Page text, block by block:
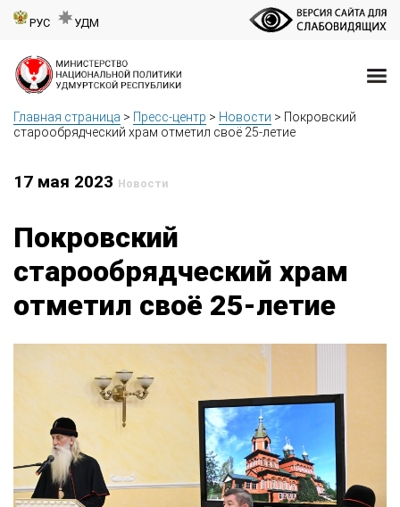
РУС УДМ
Главная страница > Пресс-центр > Новости > Покровский
старообрядческий храм отметил своё 25-летие
17 мая 2023 Новости
Покровский
старообрядческий храм
отметил своё 25-летие